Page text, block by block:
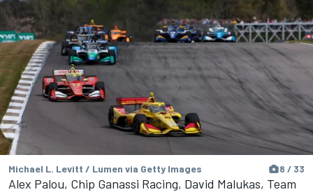
Michael L. Levitt / Lumen via Getty Images 8 / 33
Alex Palou, Chip Ganassi Racing, David Malukas, Team